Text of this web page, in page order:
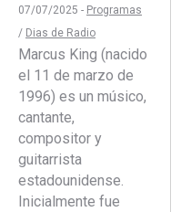
07/07/2025 - Programas
/ Dias de Radio
Marcus King (nacido
el 11 de marzo de
1996) es un músico,
cantante,
compositor y
guitarrista
estadounidense.
Inicialmente fue